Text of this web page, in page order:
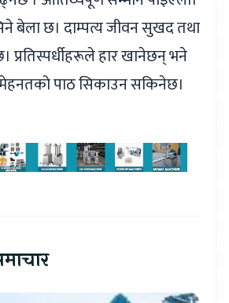
बेला छ। दाम्पत्य जीवन सुखद तथा
प्रतिस्पर्धीहरूले हार खानेछन् भने
मेहनतको पाठ सिकाउन सकिनेछ।